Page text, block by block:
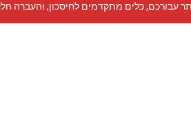
עבורכם, כלים מתקדמים לחיסכון, והעברה